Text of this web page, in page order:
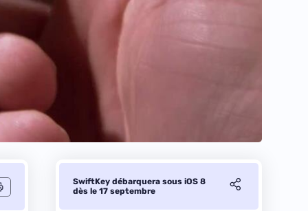
SwiftKey débarquera sous iOS 8
dès le 17 septembre